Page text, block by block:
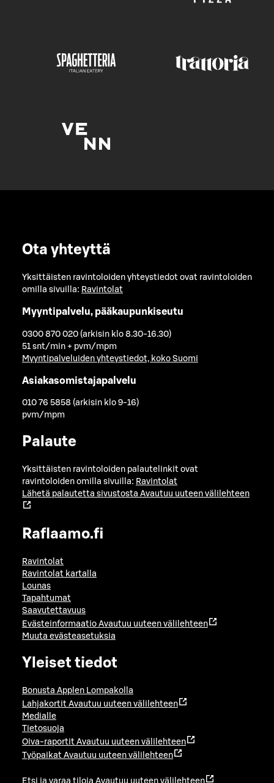
Ota yhteyttä
Yksittäisten ravintoloiden yhteystiedot ovat ravintoloiden
omilla sivuilla: Ravintolat
Myyntipalvelu, pääkaupunkiseutu
0300 870 020 (arkisin klo 8.30-16.30)
51 snt/min + pvm/mpm
Myyntipalveluiden yhteystiedot, koko Suomi
Asiakasomistajapalvelu
010 76 5858 (arkisin klo 9-16)
pvm/mpm
Palaute
Yksittäisten ravintoloiden palautelinkit ovat
ravintoloiden omilla sivuilla: Ravintolat
Lähetä palautetta sivustosta Avautuu uuteen välilehteen
Raflaamo.fi
Ravintolat
Ravintolat kartalla
Lounas
Tapahtumat
Saavutettavuus
Evästeinformaatio Avautuu uuteen välilehteen
Muuta evästeasetuksia
Yleiset tiedot
Bonusta Applen Lompakolla
Lahjakortit Avautuu uuteen välilehteen
Medialle
Tietosuoja
Oiva-raportit Avautuu uuteen välilehteen
Työpaikat Avautuu uuteen välilehteen
Etsi ja varaa tiloja Avautuu uuteen välilehteen